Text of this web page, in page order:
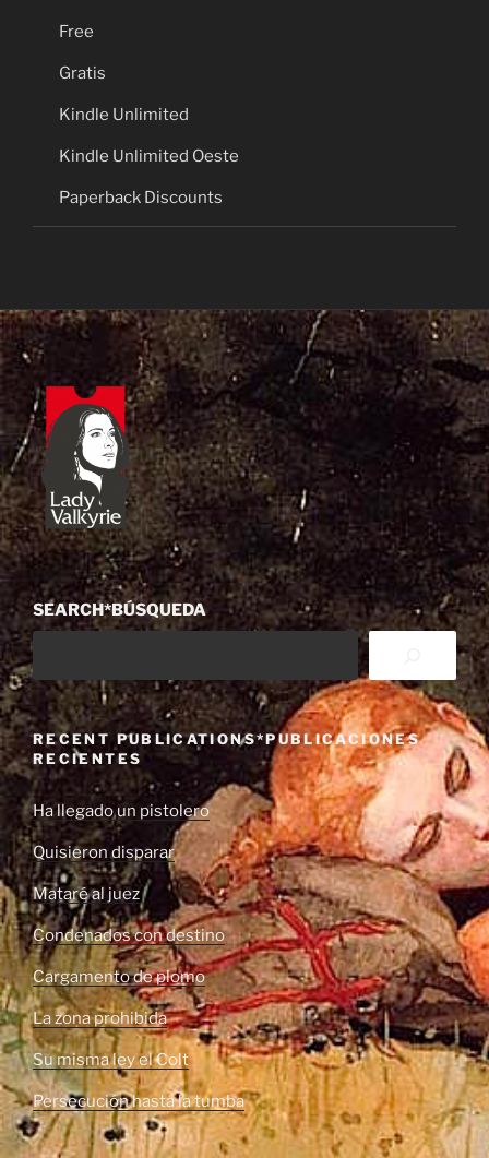
Free
Gratis
Kindle Unlimited
Kindle Unlimited Oeste
Paperback Discounts
SEARCH*BÚSQUEDA
RECENT PUBLICATIONS*PUBLICACIONES
RECIENTES
Ha llegado un pistolero
Quisieron disparar
Mataré al juez
Condenados con destino
Cargamento de plomo
La zona prohibida
Su misma ley el Colt
Persecución hasta la tumba